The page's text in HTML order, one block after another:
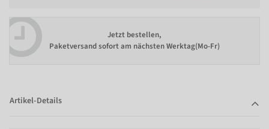
Jetzt bestellen,
Paketversand sofort am nächsten Werktag(Mo-Fr)
Artikel-Details